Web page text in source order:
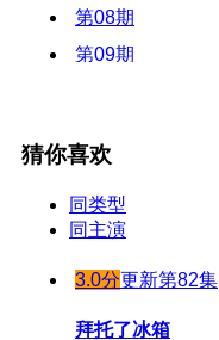
第08期
第09期
第12集
第13期
第14集
第15期
猜你喜欢
同类型
同主演
3.0分更新第82集
拜托了冰箱